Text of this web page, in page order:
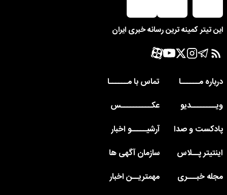
این تیتر کمینه ترین رسانه خبری ایران
درباره مــــــا
تماس با مــــــا
ویــــــــدیو
عکــــــــــس
پادکست و صدا
آرشیـــــو اخبار
اینتیتر پــلاس
سازمان آگهی ها
مجله خبـــری
مهمتریــن اخبار